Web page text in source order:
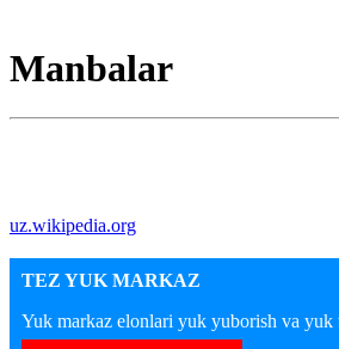
Manbalar
uz.wikipedia.org
TEZ YUK MARKAZ
Yuk markaz elonlari yuk yuborish va yuk